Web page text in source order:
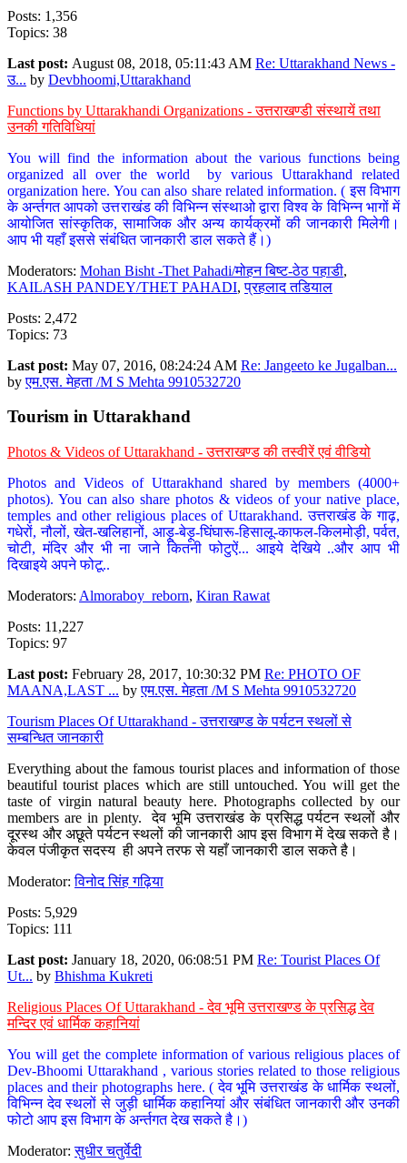
Posts: 1,356
Topics: 38
Last post: August 08, 2018, 05:11:43 AM Re: Uttarakhand News -
उ... by Devbhoomi,Uttarakhand
Functions by Uttarakhandi Organizations - उत्तराखण्डी संस्थायें तथा
उनकी गतिविधियां
You will find the information about the various functions being
organized all over the world by various Uttarakhand related
organization here. You can also share related information. ( इस विभाग
के अर्न्तगत आपको उत्तराखंड की विभिन्न संस्थाओ द्वारा विश्व के विभिन्न भागों में
आयोजित सांस्कृतिक, सामाजिक और अन्य कार्यक्रमों की जानकारी मिलेगी।
आप भी यहाँ इससे संबंधित जानकारी डाल सकते हैं।)
Moderators: Mohan Bisht -Thet Pahadi/मोहन बिष्ट-ठेठ पहाडी,
KAILASH PANDEY/THET PAHADI,प्रहलाद तडियाल
Posts: 2,472
Topics: 73
Last post: May 07, 2016, 08:24:24 AM Re: Jangeeto ke Jugalban...
byएम.एस. मेहता /M S Mehta 9910532720
Tourism in Uttarakhand
Photos & Videos of Uttarakhand - उत्तराखण्ड की तस्वीरें एवं वीडियो
Photos and Videos of Uttarakhand shared by members (4000+
photos). You can also share photos & videos of your native place,
temples and other religious places of Uttarakhand. उत्तराखंड के गाढ़,
गधेरों, नौलों, खेत-खलिहानों, आड़ू-बेड़ू-घिंघारू-हिसालू-काफल-किलमोड़ी, पर्वत,
चोटी, मंदिर और भी ना जाने कितनी फोटुऐं... आइये देखिये ..और आप भी
दिखाइये अपने फोटू..
Moderators: Almoraboy_reborn, Kiran Rawat
Posts: 11,227
Topics: 97
Last post: February 28, 2017, 10:30:32 PM Re: PHOTO OF
MAANA,LAST ... byएम.एस. मेहता /M S Mehta 9910532720
Tourism Places Of Uttarakhand - उत्तराखण्ड के पर्यटन स्थलों से
सम्बन्धित जानकारी
Everything about the famous tourist places and information of those
beautiful tourist places which are still untouched. You will get the
taste of virgin natural beauty here. Photographs collected by our
members are in plenty. देव भूमि उत्तराखंड के प्रसिद्ध पर्यटन स्थलों और
दूरस्थ और अछूते पर्यटन स्थलों की जानकारी आप इस विभाग में देख सकते है।
केवल पंजीकृत सदस्य ही अपने तरफ से यहाँ जानकारी डाल सकते है।
Moderator:विनोद सिंह गढ़िया
Posts: 5,929
Topics: 111
Last post: January 18, 2020, 06:08:51 PM Re: Tourist Places Of
Ut... by Bhishma Kukreti
Religious Places Of Uttarakhand - देव भूमि उत्तराखण्ड के प्रसिद्ध देव
मन्दिर एवं धार्मिक कहानियां
You will get the complete information of various religious places of
Dev-Bhoomi Uttarakhand , various stories related to those religious
places and their photographs here. ( देव भूमि उत्तराखंड के धार्मिक स्थलों,
विभिन्न देव स्थलों से जुड़ी धार्मिक कहानियां और संबंधित जानकारी और उनकी
फोटो आप इस विभाग के अर्न्तगत देख सकते है।)
Moderator:सुधीर चतुर्वेदी